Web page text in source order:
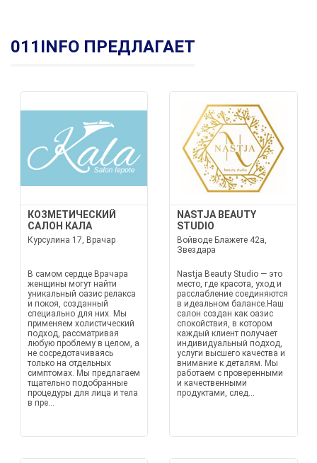
011INFO ПРЕДЛАГАЕТ
КОЗМЕТИЧЕСКИЙ
САЛОН КАЛА
Курсулина 17, Врачар
В самом сердце Врачара
женщины могут найти
уникальный оазис релакса
и покоя, созданный
специально для них. Мы
применяем холистический
подход, рассматривая
любую проблему в целом, а
не сосредотачиваясь
только на отдельных
симптомах. Мы предлагаем
тщательно подобранные
процедуры для лица и тела
в пре...
NASTJA BEAUTY
STUDIO
Войводе Блажете 42а,
Звездара
Nastja Beauty Studio — это
место, где красота, уход и
расслабление соединяются
в идеальном балансе.Наш
салон создан как оазис
спокойствия, в котором
каждый клиент получает
индивидуальный подход,
услуги высшего качества и
внимание к деталям. Мы
работаем с проверенными
и качественными
продуктами, след...